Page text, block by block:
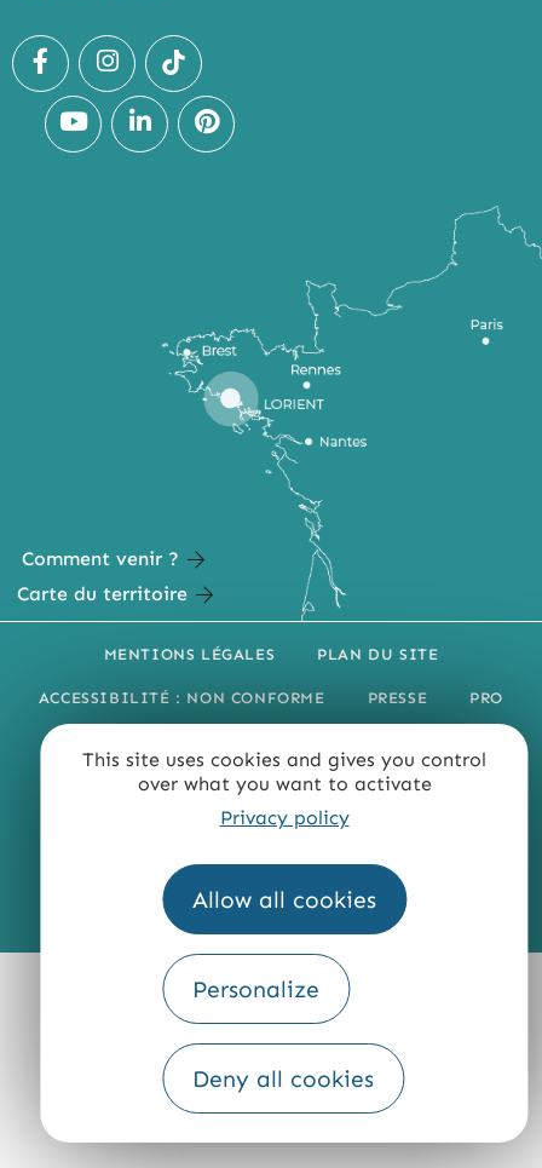
This site uses cookies and gives you control
over what you want to activate
Privacy policy
Allow all cookies
Personalize
Deny all cookies
Comment venir ?
Carte du territoire
MENTIONS LÉGALES PLAN DU SITE
ACCESSIBILITÉ : NON CONFORME PRESSE PRO
Fourni par
Traduction